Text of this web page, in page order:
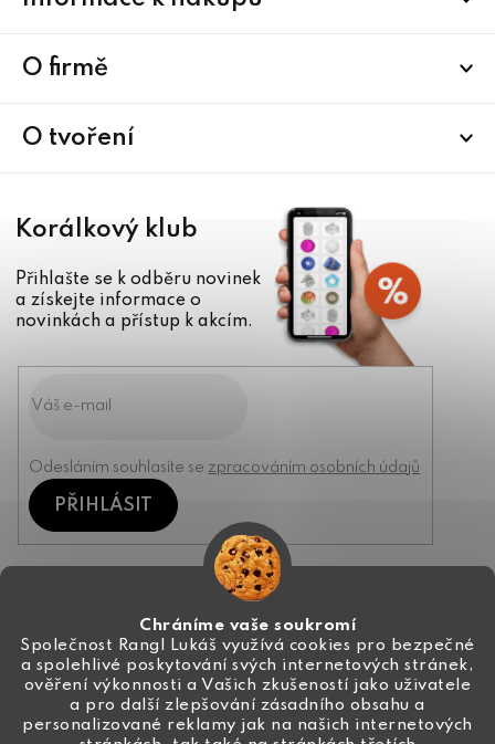
Chráníme vaše soukromí
Společnost Rangl Lukáš využívá cookies pro bezpečné
a spolehlivé poskytování svých internetových stránek,
ověření výkonnosti a Vašich zkušeností jako uživatele
a pro další zlepšování zásadního obsahu a
personalizované reklamy jak na našich internetových
O firmě
O tvoření
Korálkový klub
Přihlašte se k odběru novinek
a získejte informace o
novinkách a přístup k akcím.
Odesláním souhlasíte se zpracováním osobních údajů
PŘIHLÁSIT
info@ceske-koralky.cz
+420 774 444 191